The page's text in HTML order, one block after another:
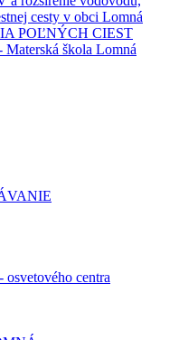
cesty v obci Lomná
POĽNÝCH CIEST
Materská škola Lomná
osvetového centra